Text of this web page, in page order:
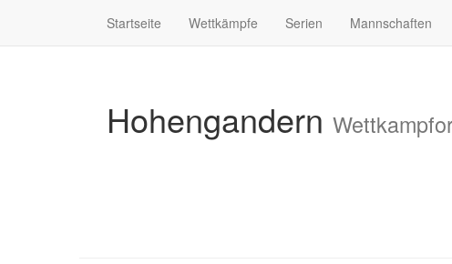
Startseite Wettkämpfe Serien Mannschaften
Hohengandern